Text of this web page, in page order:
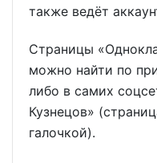
также ведёт
Страницы
можно найти по
либо в самих
Кузнецов»
галочкой).